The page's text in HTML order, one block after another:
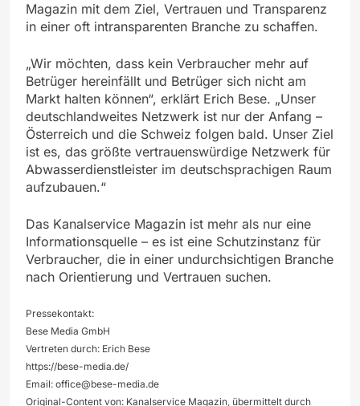
Magazin mit dem Ziel, Vertrauen und Transparenz
in einer oft intransparenten Branche zu schaffen.
„Wir möchten, dass kein Verbraucher mehr auf
Betrüger hereinfällt und Betrüger sich nicht am
Markt halten können“, erklärt Erich Bese. „Unser
deutschlandweites Netzwerk ist nur der Anfang –
Österreich und die Schweiz folgen bald. Unser Ziel
ist es, das größte vertrauenswürdige Netzwerk für
Abwasserdienstleister im deutschsprachigen Raum
aufzubauen.“
Das Kanalservice Magazin ist mehr als nur eine
Informationsquelle – es ist eine Schutzinstanz für
Verbraucher, die in einer undurchsichtigen Branche
nach Orientierung und Vertrauen suchen.
Pressekontakt:
Bese Media GmbH
Vertreten durch: Erich Bese
https://bese-media.de/
Email: office@bese-media.de
Original-Content von: Kanalservice Magazin, übermittelt durch